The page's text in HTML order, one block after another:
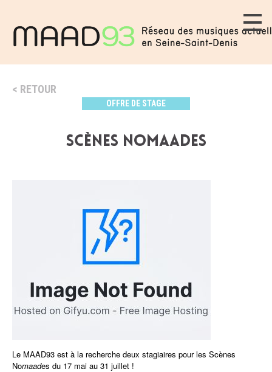
RETOUR
OFFRE DE STAGE
Scènes Nomaades
Le MAAD93 est à la recherche deux stagiaires pour les Scènes
Nomaades du 17 mai au 31 juillet !